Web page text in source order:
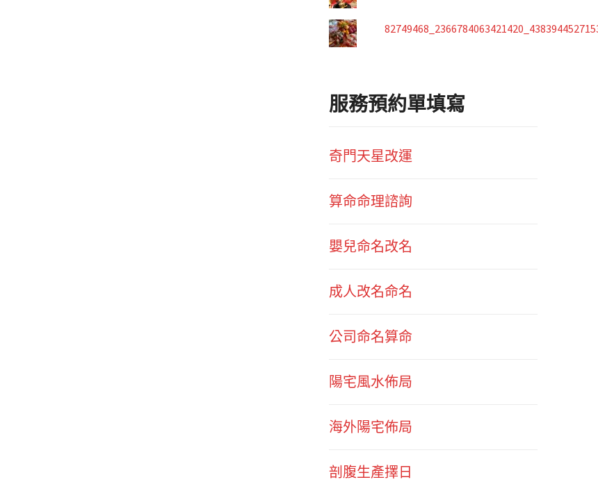
服務預約單填寫
奇門天星改運
算命命理諮詢
嬰兒命名改名
成人改名命名
公司命名算命
陽宅風水佈局
海外陽宅佈局
剖腹生產擇日